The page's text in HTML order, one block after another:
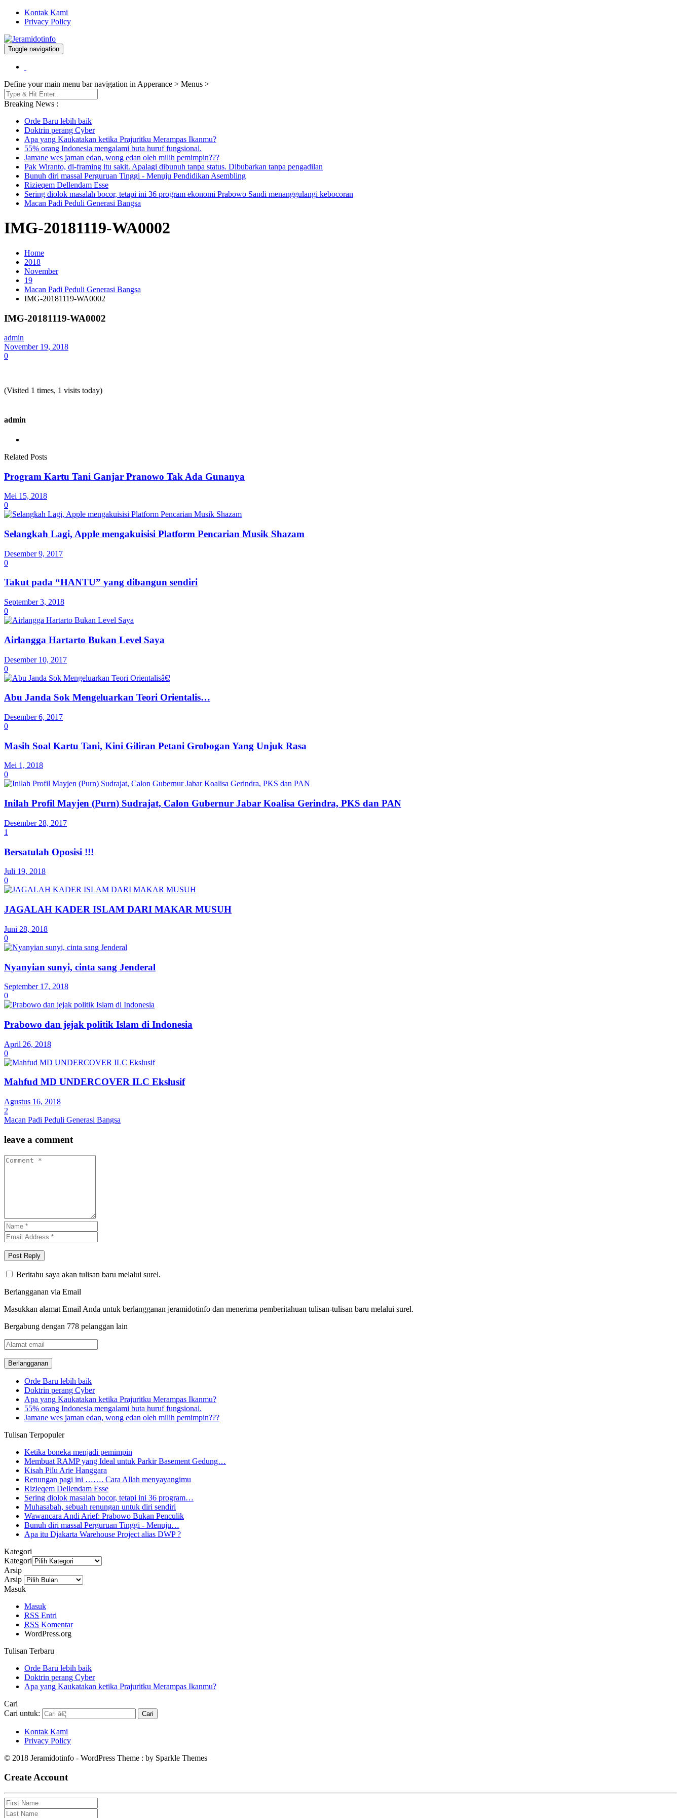
Kontak Kami
Privacy Policy
Jeramidotinfo
Berita dan Informasi Terkini
Toggle navigation
Define your main menu bar navigation in Apperance > Menus >
Breaking News :
Orde Baru lebih baik
Doktrin perang Cyber
Apa yang Kaukatakan ketika Prajuritku Merampas Ikanmu?
55% orang Indonesia mengalami buta huruf fungsional.
Jamane wes jaman edan, wong edan oleh milih pemimpin???
Pak Wiranto, di-framing itu sakit. Apalagi dibunuh tanpa status. Dibubarkan tanpa pengadilan
Bunuh diri massal Perguruan Tinggi - Menuju Pendidikan Asembling
Rizieqem Dellendam Esse
Sering diolok masalah bocor, tetapi ini 36 program ekonomi Prabowo Sandi menanggulangi kebocoran
Macan Padi Peduli Generasi Bangsa
IMG-20181119-WA0002
Home
2018
November
19
Macan Padi Peduli Generasi Bangsa
IMG-20181119-WA0002
IMG-20181119-WA0002
admin
November 19, 2018
0
(Visited 1 times, 1 visits today)
admin
Related Posts
Program Kartu Tani Ganjar Pranowo Tak Ada Gunanya
Mei 15, 2018
0
Selangkah Lagi, Apple mengakuisisi Platform Pencarian Musik Shazam
Desember 9, 2017
0
Takut pada “HANTU” yang dibangun sendiri
September 3, 2018
0
Airlangga Hartarto Bukan Level Saya
Desember 10, 2017
0
Abu Janda Sok Mengeluarkan Teori Orientalis…
Desember 6, 2017
0
Masih Soal Kartu Tani, Kini Giliran Petani Grobogan Yang Unjuk Rasa
Mei 1, 2018
0
Inilah Profil Mayjen (Purn) Sudrajat, Calon Gubernur Jabar Koalisa Gerindra, PKS dan PAN
Desember 28, 2017
1
Bersatulah Oposisi !!!
Juli 19, 2018
0
JAGALAH KADER ISLAM DARI MAKAR MUSUH
Juni 28, 2018
0
Nyanyian sunyi, cinta sang Jenderal
September 17, 2018
0
Prabowo dan jejak politik Islam di Indonesia
April 26, 2018
0
Mahfud MD UNDERCOVER ILC Ekslusif
Agustus 16, 2018
2
Macan Padi Peduli Generasi Bangsa
leave a comment
Beritahu saya akan tulisan baru melalui surel.
Berlangganan via Email
Masukkan alamat Email Anda untuk berlangganan jeramidotinfo dan menerima pemberitahuan tulisan-tulisan baru melalui surel.
Bergabung dengan 778 pelanggan lain
Alamat
email
Orde Baru lebih baik
Doktrin perang Cyber
Apa yang Kaukatakan ketika Prajuritku Merampas Ikanmu?
55% orang Indonesia mengalami buta huruf fungsional.
Jamane wes jaman edan, wong edan oleh milih pemimpin???
Tulisan Terpopuler
Ketika boneka menjadi pemimpin
Membuat RAMP yang Ideal untuk Parkir Basement Gedung…
Kisah Pilu Arie Hanggara
Renungan pagi ini ……. Cara Allah menyayangimu
Rizieqem Dellendam Esse
Sering diolok masalah bocor, tetapi ini 36 program…
Muhasabah, sebuah renungan untuk diri sendiri
Wawancara Andi Arief: Prabowo Bukan Penculik
Bunuh diri massal Perguruan Tinggi - Menuju…
Apa itu Djakarta Warehouse Project alias DWP ?
Kategori
Kategori
Arsip
Arsip
Masuk
Masuk
RSS Entri
RSS Komentar
WordPress.org
Tulisan Terbaru
Orde Baru lebih baik
Doktrin perang Cyber
Apa yang Kaukatakan ketika Prajuritku Merampas Ikanmu?
Cari
Cari untuk:
Kontak Kami
Privacy Policy
© 2018 Jeramidotinfo - WordPress Theme : by Sparkle Themes
Create Account